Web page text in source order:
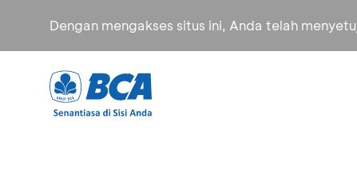
Dengan mengakses situs ini, Anda telah